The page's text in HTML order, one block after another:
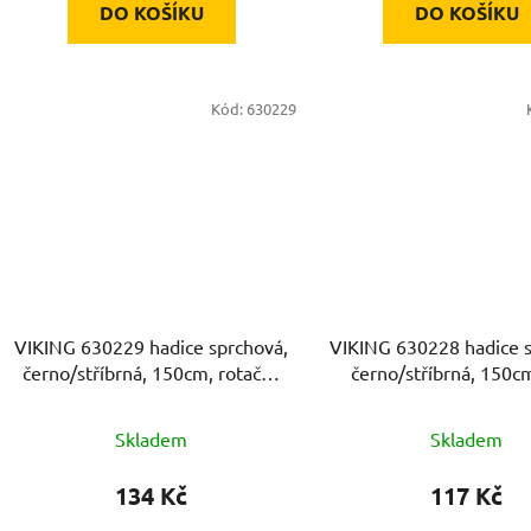
DO KOŠÍKU DO KOŠÍKU
VIKING 630229 hadice sprchová,
černo/stříbrná, 150cm, rotační,
Skladem
134 Kč
Kód: 630229
VIKING 630228 hadice
černo/stříbrná,
Skladem
117 Kč